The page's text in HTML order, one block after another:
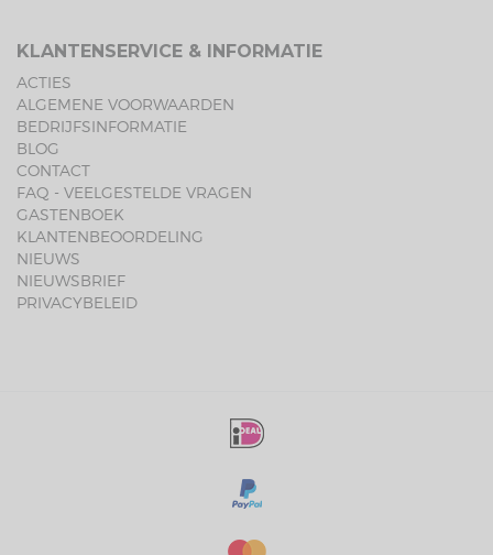
KLANTENSERVICE & INFORMATIE
ACTIES
ALGEMENE VOORWAARDEN
BEDRIJFSINFORMATIE
BLOG
CONTACT
FAQ - VEELGESTELDE VRAGEN
GASTENBOEK
KLANTENBEOORDELING
NIEUWS
NIEUWSBRIEF
PRIVACYBELEID